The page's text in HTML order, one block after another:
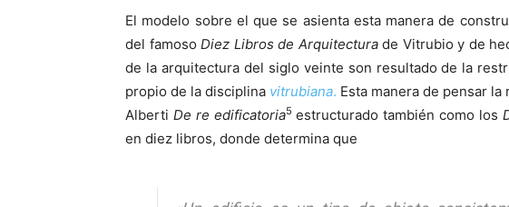
El modelo sobre el que se asienta esta manera de
del famoso Diez Libros de Arquitecturade Vitrubio y de
de la arquitectura del siglo veinte son resultado de la
propio de la disciplina vitrubiana. Esta manera de pensar
Alberti De re edificatoria5 estructurado también como los
en diez libros, donde determina que